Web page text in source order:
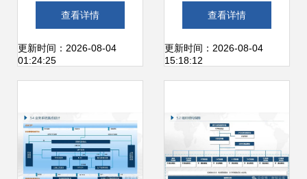
执行系统应用
查看详情
更新时间：2026-08-04
01:24:25
的分层设计与领域
划分
查看详情
更新时间：2026-08-04
15:18:12